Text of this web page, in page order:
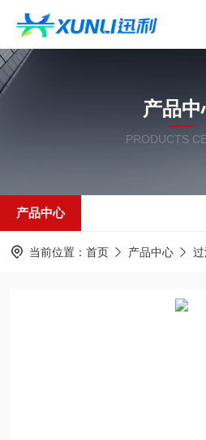
产品中
PRODUCTS
产品中心
当前位置： 首页 产品中心